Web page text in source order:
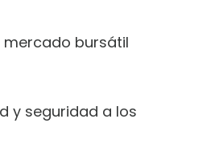
mercado bursátil
y seguridad a los